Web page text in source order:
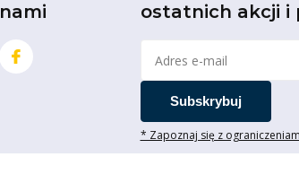
nami
ostatnich akcji i
Subskrybuj
* Zapoznaj się z